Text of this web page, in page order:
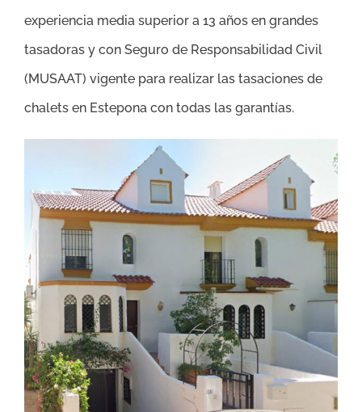
experiencia media superior a 13 años en grandes
tasadoras y con Seguro de Responsabilidad Civil
(MUSAAT) vigente para realizar las tasaciones de
chalets en Estepona con todas las garantías.